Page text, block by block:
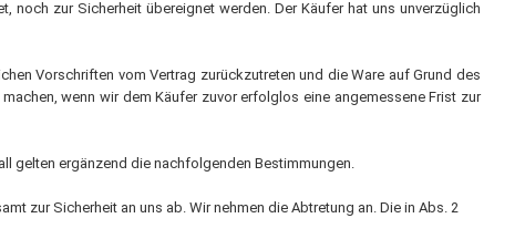
noch zur Sicherheit übereignet werden. Der Käufer hat uns unverzüglich
Vorschriften vom Vertrag zurückzutreten und die Ware auf Grund des
wenn wir dem Käufer zuvor erfolglos eine angemessene Frist zur
gelten ergänzend die nachfolgenden Bestimmungen.
zur Sicherheit an uns ab. Wir nehmen die Abtretung an. Die in Abs. 2